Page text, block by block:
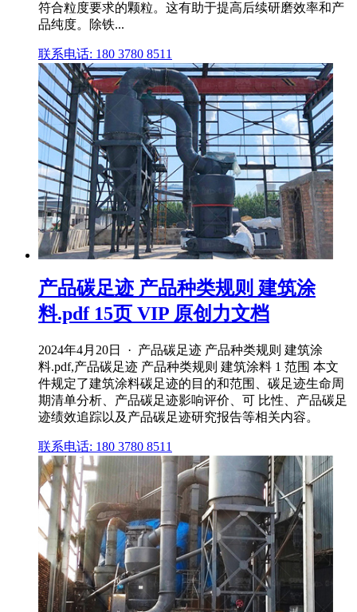
符合粒度要求的颗粒。这有助于提高后续研磨效率和产
品纯度。除铁...
联系电话: 180 3780 8511
产品碳足迹 产品种类规则 建筑涂
料.pdf 15页 VIP 原创力文档
2024年4月20日 · 产品碳足迹 产品种类规则 建筑涂
料.pdf,产品碳足迹 产品种类规则 建筑涂料 1 范围 本文
件规定了建筑涂料碳足迹的目的和范围、碳足迹生命周
期清单分析、产品碳足迹影响评价、可 比性、产品碳足
迹绩效追踪以及产品碳足迹研究报告等相关内容。
联系电话: 180 3780 8511